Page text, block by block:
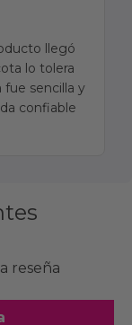
llegó
lo tolera
fue sencilla y
confiable
reseña